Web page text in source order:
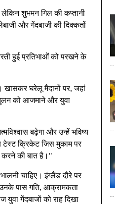
लेकिन शुभमन गिल की कप्तानी
और गेंदबाजी की दिक्कतों
हुई प्रतिभाओं को परखने के
घरेलू मैदानों पर, जहां
को आजमाने और युवा
बढ़ेगा और उन्हें भविष्य
टेस्ट क्रिकेट जिस मुकाम पर
करने की बात है।"
चाहिए। इंग्लैंड दौरे पर
उनके पास गति, आक्रामकता
गेंदबाजों को राह दिखा